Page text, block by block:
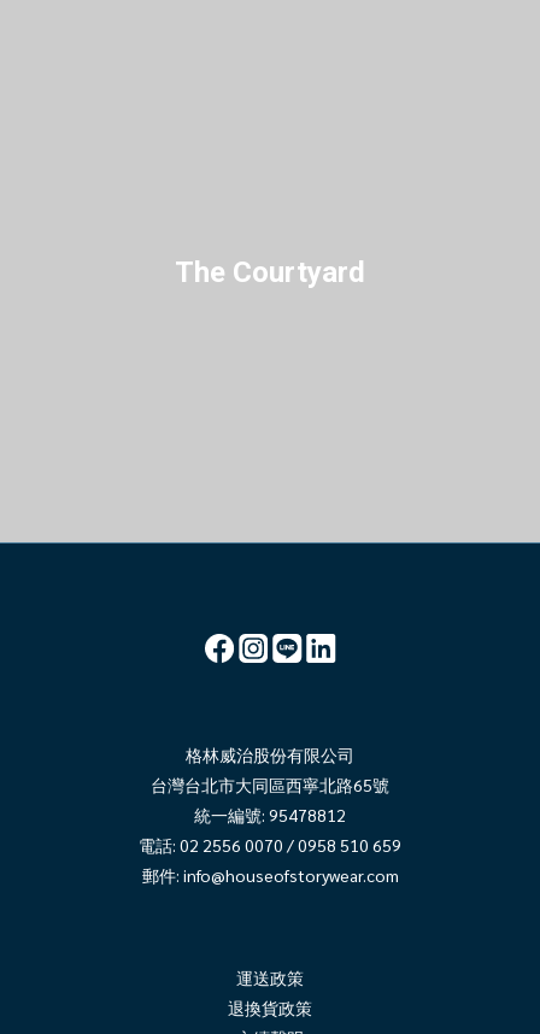
The Courtyard
格林威治股份有限公司
台灣台北市大同區西寧北路65號
統一編號: 95478812
電話: 02 2556 0070 / 0958 510 659
郵件: info@houseofstorywear.com
運送政策
退換貨政策